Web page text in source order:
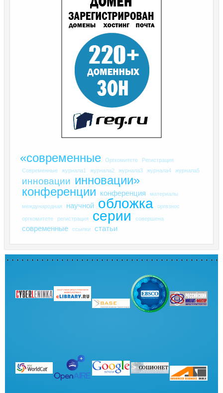
«современные Оргкомитете
Регистрация
Современные
журнала1 журнала2 журнала3 журнала4 журнала5
инновации инновации»
конференции
конференция материалы
международная научной обложка оргвзнос
оргкомитете регистрация серии совершена
современные ссылки статьи